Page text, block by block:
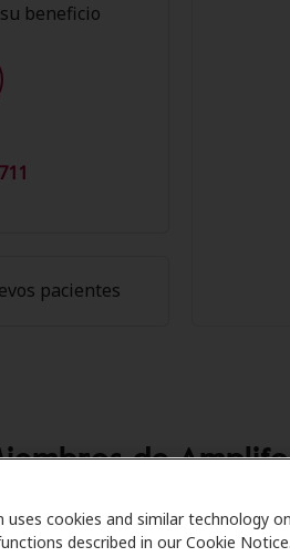
uses cookies and similar technology
described in our Cookie
beneficio
pacientes
de
asocia con muchos planes de
especiales en audífonos y